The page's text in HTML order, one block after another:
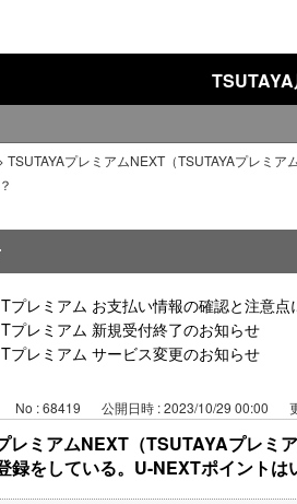
TSUTAYAプレミアムNEXT（TSUTAYAプレミア
Tプレミアム お支払い情報の確認と注意点
Tプレミアム 新規受付終了のお知らせ
Tプレミアム サービス変更のお知らせ
No : 68419 公開日時 : 2023/10/29 00:00
レミアムNEXT（TSUTAYAプレミ
録をしている。U-NEXTポイントは